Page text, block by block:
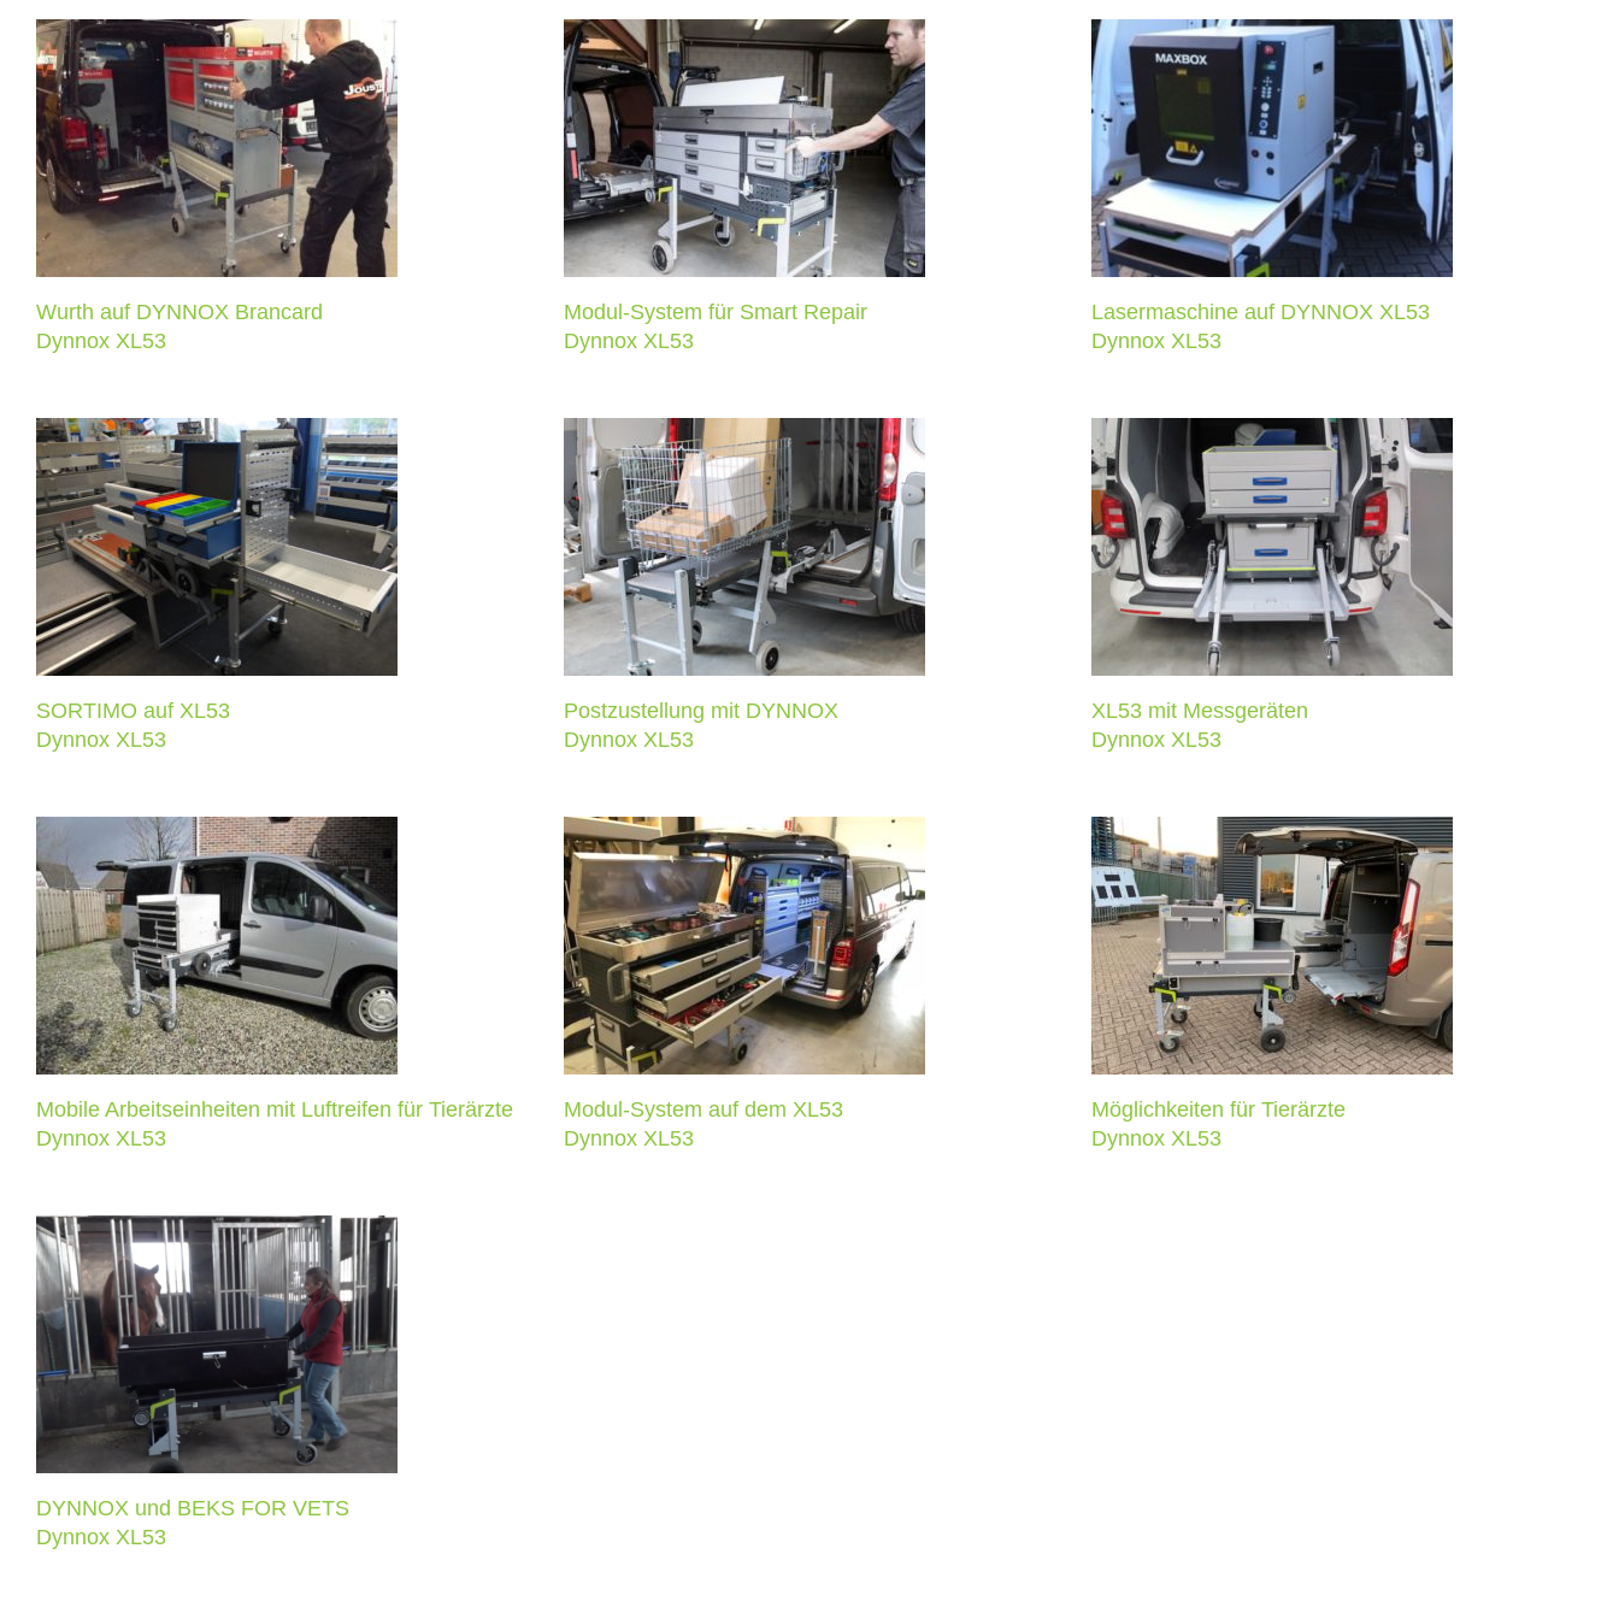
Wurth auf DYNNOX Brancard
Dynnox XL53
Wurth auf DYNNOX Brancard
Dynnox XL53
Modul-System für Smart Repair
Dynnox XL53
Modul-System für Smart Repair
Dynnox XL53
Lasermaschine auf DYNNOX
XL53
Dynnox XL53
Lasermaschine auf DYNNOX XL53
Dynnox XL53
SORTIMO auf XL53
Dynnox XL53
SORTIMO auf XL53
Dynnox XL53
Postzustellung mit DYNNOX
Dynnox XL53
Postzustellung mit DYNNOX
Dynnox XL53
XL53 mit Messgeräten
Dynnox XL53
XL53 mit Messgeräten
Dynnox XL53
Mobile Arbeitseinheiten mit
Luftreifen für Tierärzte
Dynnox XL53
Mobile Arbeitseinheiten mit Luftreifen für Tierärzte
Dynnox XL53
Modul-System auf dem XL53
Dynnox XL53
Modul-System auf dem XL53
Dynnox XL53
Möglichkeiten für Tierärzte
Dynnox XL53
Möglichkeiten für Tierärzte
Dynnox XL53
DYNNOX und BEKS FOR VETS
Dynnox XL53
DYNNOX und BEKS FOR VETS
Dynnox XL53